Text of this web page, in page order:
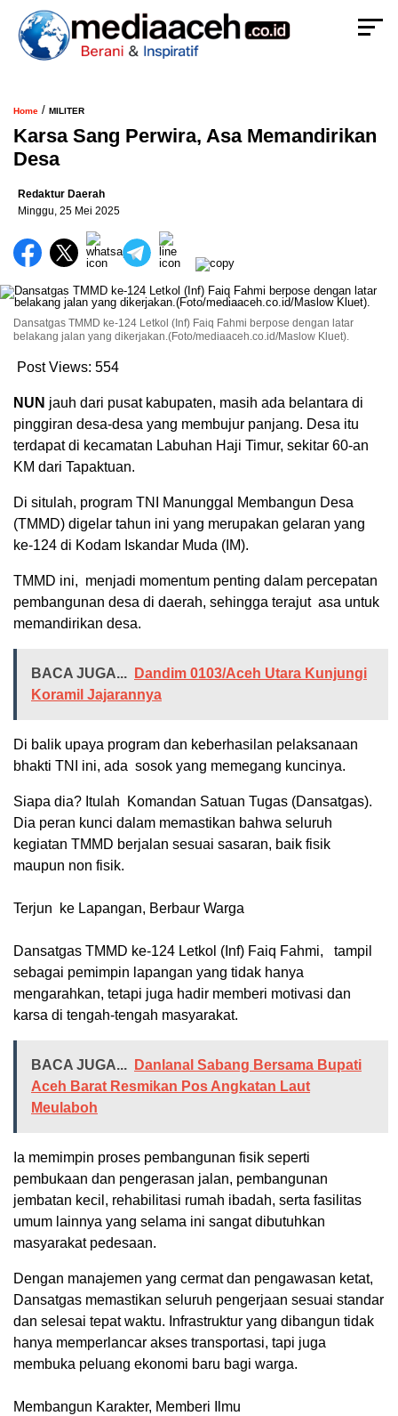
Home / MILITER
Karsa Sang Perwira, Asa Memandirikan
Desa
Redaktur Daerah
Minggu, 25 Mei 2025
Dansatgas TMMD ke-124 Letkol (Inf) Faiq Fahmi berpose dengan latar
belakang jalan yang dikerjakan.(Foto/mediaaceh.co.id/Maslow Kluet).
Post Views: 554
NUN jauh dari pusat kabupaten, masih ada belantara di
pinggiran desa-desa yang membujur panjang. Desa itu
terdapat di kecamatan Labuhan Haji Timur, sekitar 60-an
KM dari Tapaktuan.
Di situlah, program TNI Manunggal Membangun Desa
(TMMD) digelar tahun ini yang merupakan gelaran yang
ke-124 di Kodam Iskandar Muda (IM).
TMMD ini, menjadi momentum penting dalam percepatan
pembangunan desa di daerah, sehingga terajut asa untuk
memandirikan desa.
BACA JUGA...
Dandim 0103/Aceh Utara Kunjungi
Koramil Jajarannya
Di balik upaya program dan keberhasilan pelaksanaan
bhakti TNI ini, ada sosok yang memegang kuncinya.
Siapa dia? Itulah Komandan Satuan Tugas (Dansatgas).
Dia peran kunci dalam memastikan bahwa seluruh
kegiatan TMMD berjalan sesuai sasaran, baik fisik
maupun non fisik.
‎Terjun ke Lapangan, Berbaur Warga
‎Dansatgas TMMD ke-124 Letkol (Inf) Faiq Fahmi, tampil
sebagai pemimpin lapangan yang tidak hanya
mengarahkan, tetapi juga hadir memberi motivasi dan
karsa di tengah-tengah masyarakat.
BACA JUGA...
Danlanal Sabang Bersama Bupati
Aceh Barat Resmikan Pos Angkatan Laut
Meulaboh
Ia memimpin proses pembangunan fisik seperti
pembukaan dan pengerasan jalan, pembangunan
jembatan kecil, rehabilitasi rumah ibadah, serta fasilitas
umum lainnya yang selama ini sangat dibutuhkan
masyarakat pedesaan.
‎Dengan manajemen yang cermat dan pengawasan ketat,
Dansatgas memastikan seluruh pengerjaan sesuai standar
dan selesai tepat waktu. Infrastruktur yang dibangun tidak
hanya memperlancar akses transportasi, tapi juga
membuka peluang ekonomi baru bagi warga.
Membangun Karakter, Memberi Ilmu